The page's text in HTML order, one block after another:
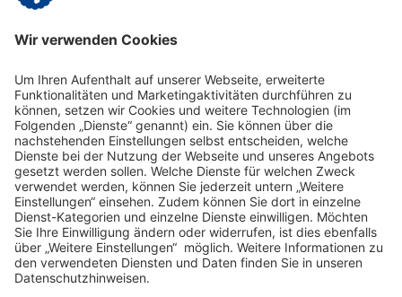
übermittelten Daten zur Kontaktaufnahme und für